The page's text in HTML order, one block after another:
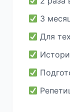
3
Для